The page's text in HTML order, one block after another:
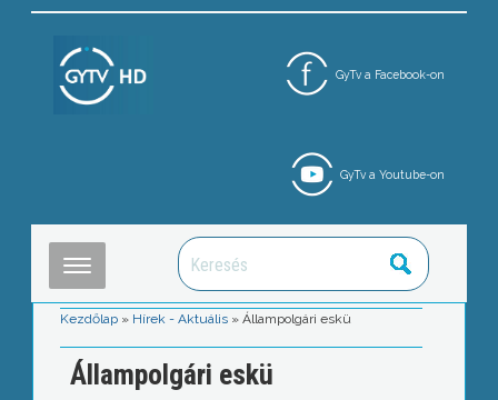
GyTv a Facebook-on
GyTv a Youtube-on
Kezdőlap » Hírek - Aktuális »Állampolgári eskü
Állampolgári eskü